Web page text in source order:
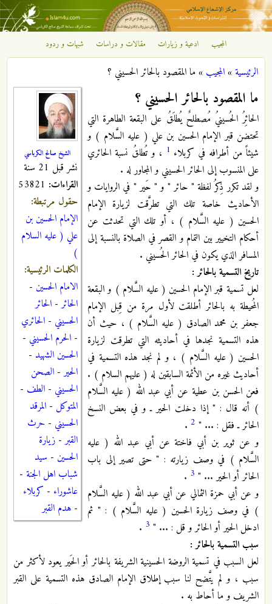
تجاوز إلى المحتوى الرئيسي
مركز
الإشعاع
الإسلامي
المجيب ادعية و زيارات مقالات و دراسات شبهات و ردود
أنت هنا
الرئيسية»المجيب »ما المقصود بالحائر الحسيني ؟
الشيخ صالح الكرباسي
نشر قبل 21 سنة
القراءات:
حقول مرتبطة:
الإمام الحسين بن
علي ( عليه السلام
)
الكلمات الرئيسية:
الامام الحسين -
الحائر- الحائر
الحسيني - الحائري
- الحرم الحسيني -
الحسين الشهيد -
الحير- الصحن
الحسيني - الطف -
المتوكل - المرقد
الحسيني - حرث
القبر- زيارة
الحسين - سيد
شباب اهل الجنة -
عاشوراء - كربلاء
- هدم القبر
ما المقصود بالحائر الحسيني ؟
الحائِرُ الحُسينيُ مُصطلحٌ يُطلَقُ على البقعة الطاهرة التي
تحتضن قبر الإمام الحسين بن علي ( عليه السَّلام ) و
شيئاً من أطرافه في كربلاء 1 ، و تُطلقُ نسبة الحائري
على المنسوب إلى الحائر الحسيني و المجاور له .
و لقد تكرر ذِكرُ لفظة " حائر " و " حَير " في الروايات و
الأحاديث خاصة تلك التي تطرَّقت لزيارة الإمام
الحسين ( عليه السَّلام ) ، أو تلك التي تحدثت عن
أحكام التخيير بين التمام و القصر في الصلاة بالنسبة إلى
المسافر الذي يكون في الحائر الحُسيني .
تاريخ التسمية بالحائر :
لعل تسمية قبر الإمام الحسين ( عليه السَّلام ) و البقعة
المُحيطة به بالحائر أطلقت لأول مرة من قِبل الإمام
جعفر بن محمد الصادق ( عليه السَّلام ) ، حيث أن
هذه التسمية نجدها في أحاديثه التي تطرقت لزيارة
الحسين ( عليه السَّلام ) ، و لم نجد هذه التسمية في
أحاديث غيره من الأئمة السابقين له ( عليهم السلام ) .
فعن الحسن بن عطية عن أبي عبد الله ( عليه السَّلام
) أنه قال : " إذا دخلت الحير ـ و في بعض النسخ
الحائر ـ فقل : ... " 2
.
و عن ثوير بن أبي فاختة عن أبي عبد الله ( عليه
السَّلام ) في وصف زيارته : " حتى تصير إلى باب
الحائر أو الحير ... " 3
.
و عن أبي حمزة الثمالي عن أبي عبد الله ( عليه السَّلام
) في وصف زيارة الحسين ( عليه السَّلام ) : " ثم
ادخل الحير أو الحائر و قل : ... " 3
.
سبب التسمية بالحائر :
لعل السبب في تسمية الروضة الحسينية الشريفة بالحائر أو الحَير يعود لأكثر من
سبب ، و لم يتَّضح لنا سبب إطلاق الإمام الصادق هذه التسمية على القبر
الشريف و ما أحاط به .